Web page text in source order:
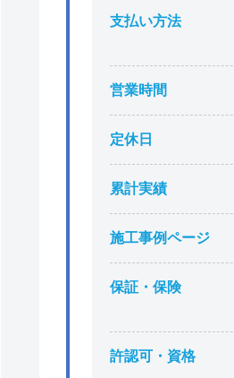
支払い方法
営業時間
定休日
累計実績
施工事例ページ
保証・保険
許認可・資格